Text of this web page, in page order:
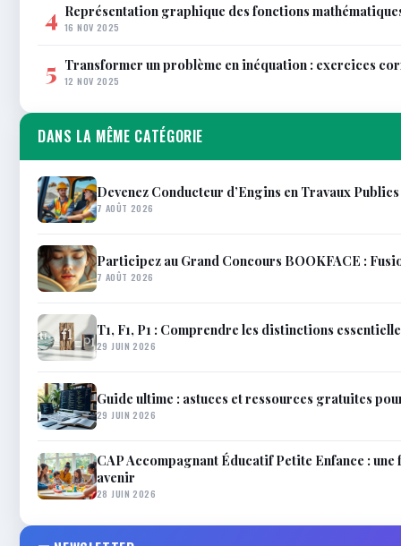
4 Représentation graphique des fonctions
16 NOV 2025
5 Transformer un problème en inéquation : exercices
12 NOV 2025
DANS LA MÊME CATÉGORIE
Devenez Conducteur d’Engins en Travaux
7 AOÛT 2026
Participez au Grand Concours BOOKFACE :
7 AOÛT 2026
T1, F1, P1 : Comprendre les distinctions
29 JUIN 2026
Guide ultime : astuces et ressources gratuites
29 JUIN 2026
CAP Accompagnant Éducatif Petite Enfance :
avenir
28 JUIN 2026